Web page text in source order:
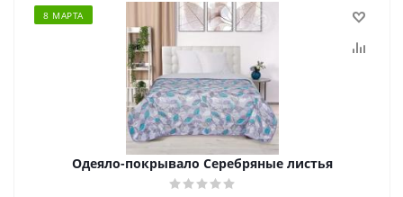
8 МАРТА
Одеяло-покрывало Серебряные листья